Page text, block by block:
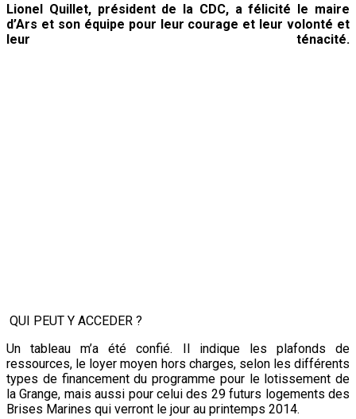
Lionel Quillet, président de la CDC, a félicité le maire
d’Ars et son équipe pour leur courage et leur volonté et
leur ténacité.
QUI PEUT Y ACCEDER ?
Un tableau m’a été confié. Il indique les plafonds de
ressources, le loyer moyen hors charges, selon les différents
types de financement du programme pour le lotissement de
la Grange, mais aussi pour celui des 29 futurs logements des
Brises Marines qui verront le jour au printemps 2014.